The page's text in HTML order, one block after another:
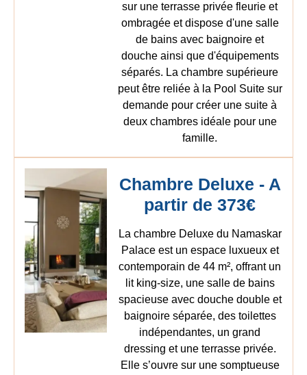
sur une terrasse privée fleurie et
ombragée et dispose d'une salle
de bains avec baignoire et
douche ainsi que d'équipements
séparés. La chambre supérieure
peut être reliée à la Pool Suite sur
demande pour créer une suite à
deux chambres idéale pour une
famille.
Chambre Deluxe - A
partir de 373€
La chambre Deluxe du Namaskar
Palace est un espace luxueux et
contemporain de 44 m², offrant un
lit king-size, une salle de bains
spacieuse avec douche double et
baignoire séparée, des toilettes
indépendantes, un grand
dressing et une terrasse privée.
Elle s’ouvre sur une somptueuse